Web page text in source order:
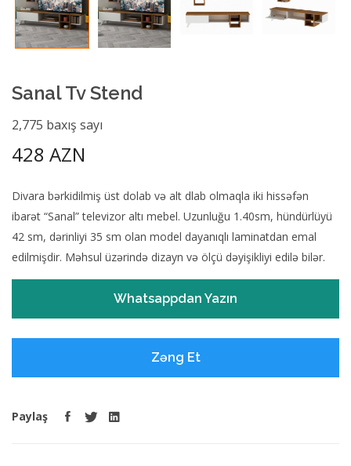
Sanal Tv Stend
2,775 baxış sayı
428 AZN
Divara bərkidilmiş üst dolab və alt dlab olmaqla iki hissəfən
ibarət “Sanal” televizor altı mebel. Uzunluğu 1.40sm, hündürlüyü
42 sm, dərinliyi 35 sm olan model dayanıqlı laminatdan emal
edilmişdir. Məhsul üzərində dizayn və ölçü dəyişikliyi edilə bilər.
Whatsappdan Yazın
Zəng Et
Paylaş